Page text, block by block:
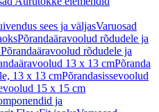
sees ja väljasVaruosad
Põrandaäravoolud rõdudele ja
rõdudele ja
13 x 13 cmPõranda
13 x 13 cmPõrandasissevoolud
15 x 15 cm
ja